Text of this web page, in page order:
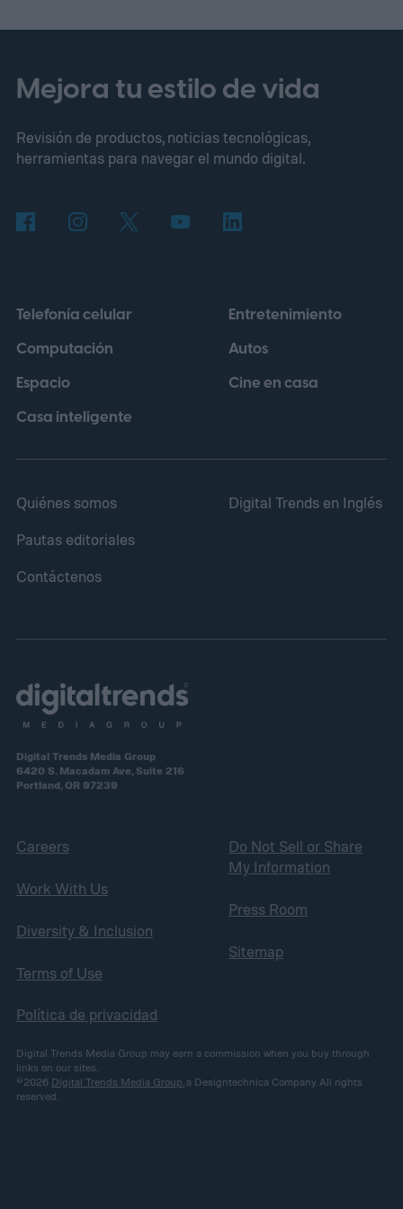
otros metales preciosos.La fórmula era
tentadora: bastaba con arrancar una
cámara, desarmarla y revender el metal
para ganar cientos de dólares. Nadie
idea tenía un brillo irresistible.
Mejora tu estilo de vida
Revisión de productos, noticias tecnológicas,
herramientas para navegar el mundo digital.
Telefonía celular
Computación
Espacio
Casa inteligente
Entretenimiento
Autos
Cine en casa
Quiénes somos
Pautas editoriales
Contáctenos
Digital Trends en Inglés
Digital Trends Media Group
6420 S. Macadam Ave, Suite 216
Portland, OR 97239
Careers
Work With Us
Diversity & Inclusion
Terms of Use
Política de privacidad
Do Not Sell or Share
My Information
Press Room
Sitemap
Digital Trends Media Group may earn a commission when you buy through
links on our sites.
©2026 Digital Trends Media Group, a Designtechnica Company. All rights
reserved.